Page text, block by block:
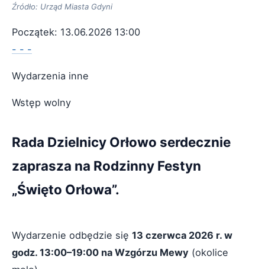
Źródło: Urząd Miasta Gdyni
Początek: 13.06.2026 13:00
- - -
Wydarzenia inne
Wstęp wolny
Rada Dzielnicy Orłowo serdecznie
zaprasza na Rodzinny Festyn
„Święto Orłowa”.
Wydarzenie odbędzie się 13 czerwca 2026 r. w
godz. 13:00–19:00 na Wzgórzu Mewy (okolice